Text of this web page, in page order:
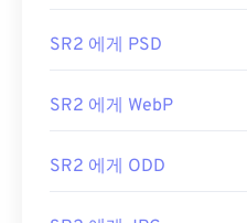
SR2 에게 PSD
SR2 에게 WebP
SR2 에게 ODD